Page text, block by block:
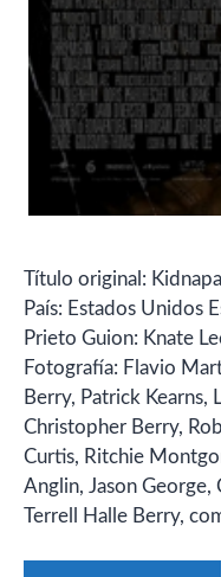
Título original:
País: Estados Unidos
Prieto Guion: Knate
Fotografía: Flavio
Berry, Patrick Kearns,
Christopher Berry,
Curtis, Ritchie
Anglin, Jason George,
Terrell Halle Berry,